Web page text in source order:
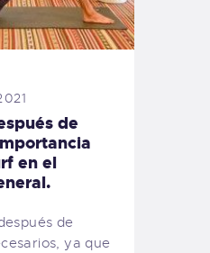
de
en el
de
ya que